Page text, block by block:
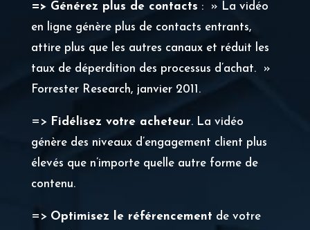
=> Générez plus de contacts : » La vidéo
en ligne génère plus de contacts entrants,
attire plus que les autres canaux et réduit les
taux de déperdition des processus d’achat. »
Forrester Research, janvier 2011.
=> Fidélisez votre acheteur. La vidéo
génère des niveaux d’engagement client plus
élevés que n’importe quelle autre forme de
contenu.
=> Optimisez le référencement de votre